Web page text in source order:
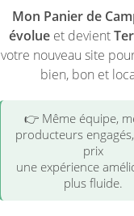
Mon Panier de
évolue et devient
votre nouveau site
bien, bon et
👉 Même équipe,
producteurs
prix
une expérience
plus fluide.